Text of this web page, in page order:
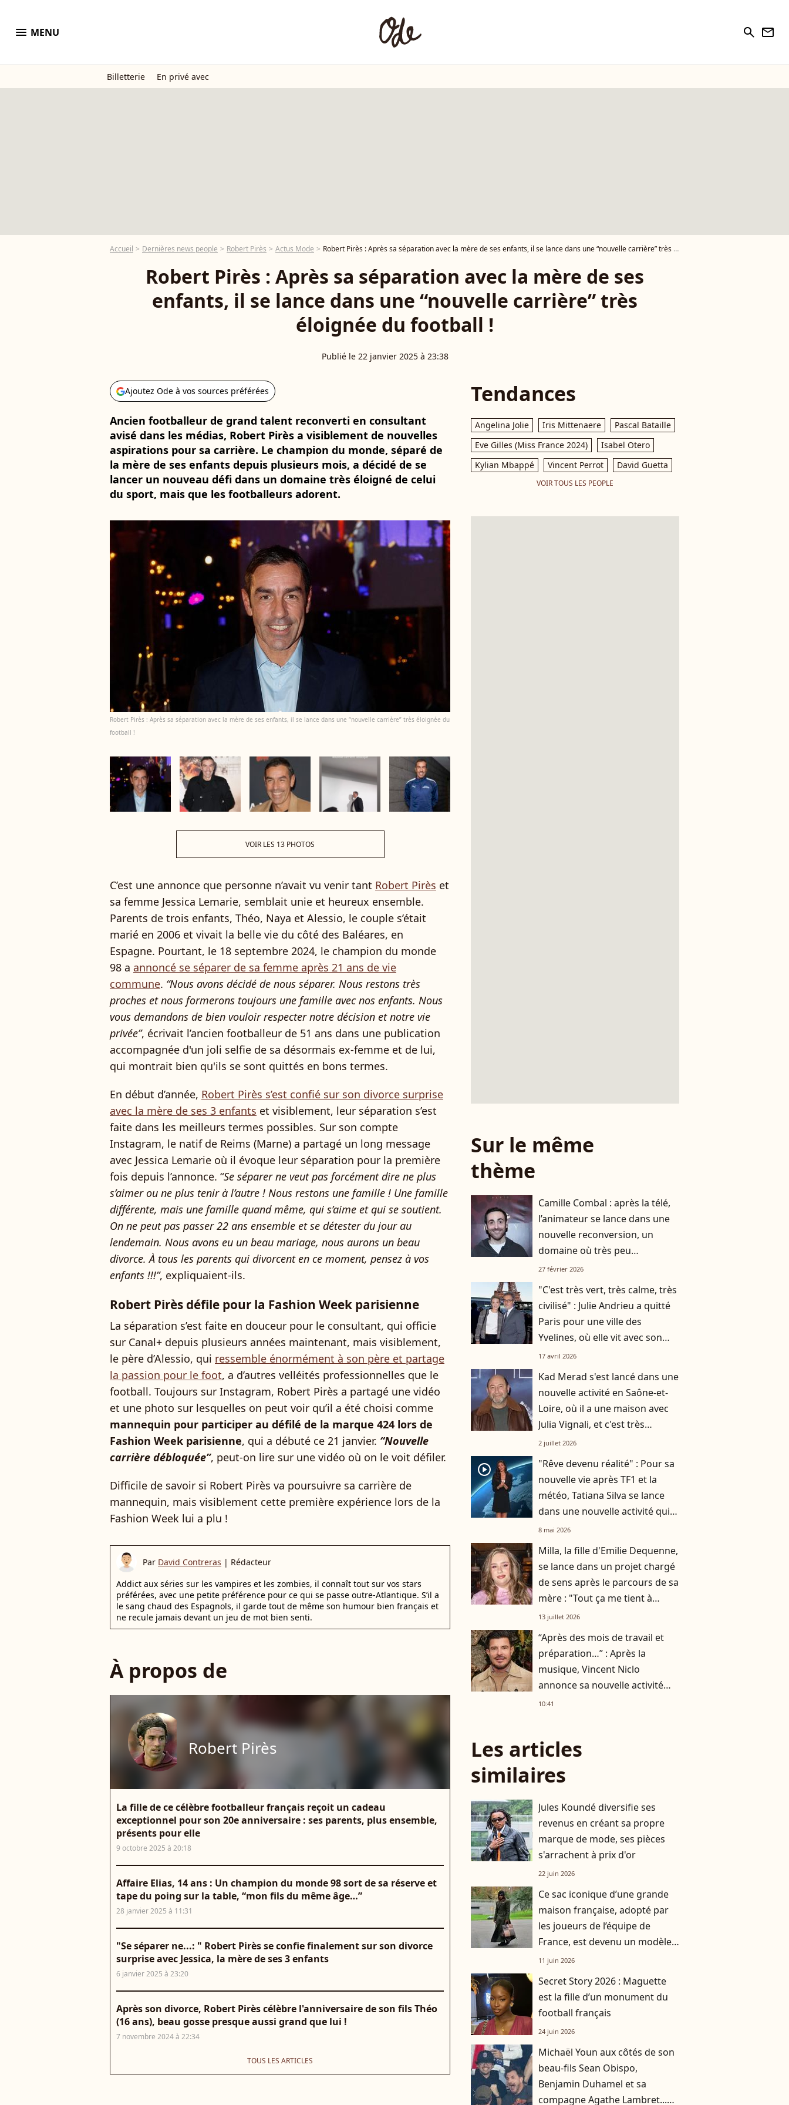
menu MENU search newsletter
Billetterie En privé avec
Accueil Dernières news people Robert Pirès Actus Mode Robert Pirès : Après sa séparation avec la mère de ses enfants, il se lance dans une “nouvelle carrière” très éloignée du football !
Robert Pirès : Après sa séparation avec la mère de ses
enfants, il se lance dans une “nouvelle carrière” très
éloignée du football !
Publié le 22 janvier 2025 à 23:38
Ajoutez Ode à vos sources préférées
Ancien footballeur de grand talent reconverti en consultant
avisé dans les médias, Robert Pirès a visiblement de nouvelles
aspirations pour sa carrière. Le champion du monde, séparé de
la mère de ses enfants depuis plusieurs mois, a décidé de se
lancer un nouveau défi dans un domaine très éloigné de celui
du sport, mais que les footballeurs adorent.
Robert Pirès : Après sa séparation avec la mère de ses enfants, il se lance dans une “nouvelle carrière” très éloignée du
football !
VOIR LES 13 PHOTOS
C’est une annonce que personne n’avait vu venir tant Robert Pirès et
sa femme Jessica Lemarie, semblait unie et heureux ensemble.
Parents de trois enfants, Théo, Naya et Alessio, le couple s’était
marié en 2006 et vivait la belle vie du côté des Baléares, en
Espagne. Pourtant, le 18 septembre 2024, le champion du monde
98 a annoncé se séparer de sa femme après 21 ans de vie
commune. “Nous avons décidé de nous séparer. Nous restons très
proches et nous formerons toujours une famille avec nos enfants. Nous
vous demandons de bien vouloir respecter notre décision et notre vie
privée”, écrivait l’ancien footballeur de 51 ans dans une publication
accompagnée d'un joli selfie de sa désormais ex-femme et de lui,
qui montrait bien qu'ils se sont quittés en bons termes.
En début d’année, Robert Pirès s’est confié sur son divorce surprise
avec la mère de ses 3 enfants et visiblement, leur séparation s’est
faite dans les meilleurs termes possibles. Sur son compte
Instagram, le natif de Reims (Marne) a partagé un long message
avec Jessica Lemarie où il évoque leur séparation pour la première
fois depuis l’annonce. “Se séparer ne veut pas forcément dire ne plus
s’aimer ou ne plus tenir à l’autre ! Nous restons une famille ! Une famille
différente, mais une famille quand même, qui s’aime et qui se soutient.
On ne peut pas passer 22 ans ensemble et se détester du jour au
lendemain. Nous avons eu un beau mariage, nous aurons un beau
divorce. À tous les parents qui divorcent en ce moment, pensez à vos
enfants !!!”, expliquaient-ils.
Robert Pirès défile pour la Fashion Week parisienne
La séparation s’est faite en douceur pour le consultant, qui officie
sur Canal+ depuis plusieurs années maintenant, mais visiblement,
le père d’Alessio, qui ressemble énormément à son père et partage
la passion pour le foot, a d’autres velléités professionnelles que le
football. Toujours sur Instagram, Robert Pirès a partagé une vidéo
et une photo sur lesquelles on peut voir qu’il a été choisi comme
mannequin pour participer au défilé de la marque 424 lors de
Fashion Week parisienne, qui a débuté ce 21 janvier. “Nouvelle
carrière débloquée”, peut-on lire sur une vidéo où on le voit défiler.
Difficile de savoir si Robert Pirès va poursuivre sa carrière de
mannequin, mais visiblement cette première expérience lors de la
Fashion Week lui a plu !
Par David Contreras | Rédacteur
Addict aux séries sur les vampires et les zombies, il connaît tout sur vos stars
préférées, avec une petite préférence pour ce qui se passe outre-Atlantique. S’il a
le sang chaud des Espagnols, il garde tout de même son humour bien français et
ne recule jamais devant un jeu de mot bien senti.
À propos de
Robert Pirès
La fille de ce célèbre footballeur français reçoit un cadeau
exceptionnel pour son 20e anniversaire : ses parents, plus ensemble,
présents pour elle
9 octobre 2025 à 20:18
Affaire Elias, 14 ans : Un champion du monde 98 sort de sa réserve et
tape du poing sur la table, “mon fils du même âge…”
28 janvier 2025 à 11:31
"Se séparer ne...: " Robert Pirès se confie finalement sur son divorce
surprise avec Jessica, la mère de ses 3 enfants
6 janvier 2025 à 23:20
Après son divorce, Robert Pirès célèbre l'anniversaire de son fils Théo
(16 ans), beau gosse presque aussi grand que lui !
7 novembre 2024 à 22:34
TOUS LES ARTICLES
Tendances
Angelina Jolie Iris Mittenaere
Pascal Bataille
Eve Gilles (Miss France 2024)
Isabel Otero
Kylian Mbappé
Vincent Perrot David Guetta
VOIR TOUS LES PEOPLE
Sur le même
thème
Camille Combal : après la télé,
l’animateur se lance dans une
nouvelle reconversion, un
domaine où très peu
l’attendaient
27 février 2026
"C'est très vert, très calme, très
civilisé" : Julie Andrieu a quitté
Paris pour une ville des
Yvelines, où elle vit avec son
mari et leurs deux enfants
17 avril 2026
Kad Merad s'est lancé dans une
nouvelle activité en Saône-et-
Loire, où il a une maison avec
Julia Vignali, et c'est très
éloigné du cinéma
2 juillet 2026
player2
"Rêve devenu réalité" : Pour sa
nouvelle vie après TF1 et la
météo, Tatiana Silva se lance
dans une nouvelle activité qui
n'a rien à voir avec la télé
8 mai 2026
Milla, la fille d'Emilie Dequenne,
se lance dans un projet chargé
de sens après le parcours de sa
mère : "Tout ça me tient à
cœur"
13 juillet 2026
“Après des mois de travail et
préparation…” : Après la
musique, Vincent Niclo
annonce sa nouvelle activité
impliquant plusieurs
10:41
Les articles
similaires
Jules Koundé diversifie ses
revenus en créant sa propre
marque de mode, ses pièces
s'arrachent à prix d'or
22 juin 2026
Ce sac iconique d’une grande
maison française, adopté par
les joueurs de l’équipe de
France, est devenu un modèle
rare et très recherché
11 juin 2026
Secret Story 2026 : Maguette
est la fille d’un monument du
football français
24 juin 2026
Michaël Youn aux côtés de son
beau-fils Sean Obispo,
Benjamin Duhamel et sa
compagne Agathe Lambret...